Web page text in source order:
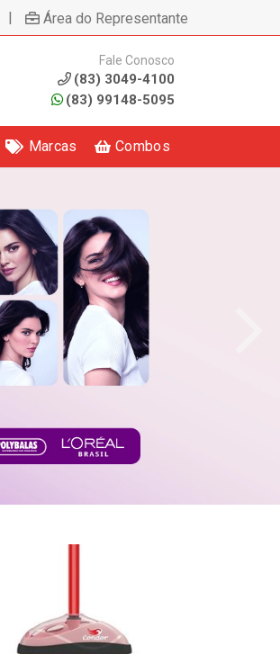
| Área do Representante
Fale Conosco
(83) 3049-4100
(83) 99148-5095
Marcas Combos